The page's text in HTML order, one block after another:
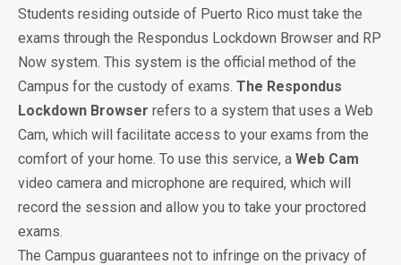
Students residing outside of Puerto Rico must take the
exams through the Respondus Lockdown Browser and RP
Now system. This system is the official method of the
Campus for the custody of exams. The Respondus
Lockdown Browser refers to a system that uses a Web
Cam, which will facilitate access to your exams from the
comfort of your home. To use this service, a Web Cam
video camera and microphone are required, which will
record the session and allow you to take your proctored
exams.
The Campus guarantees not to infringe on the privacy of